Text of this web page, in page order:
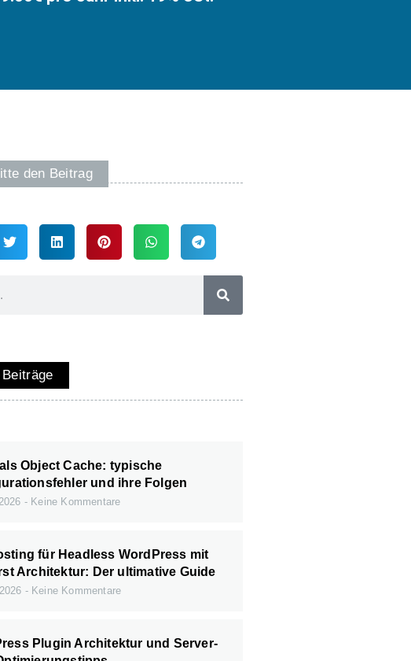
den Beitrag
Object Cache: typische
und ihre Folgen
Keine Kommentare
für Headless WordPress mit
Architektur: Der ultimative Guide
Keine Kommentare
Plugin Architektur und Server-